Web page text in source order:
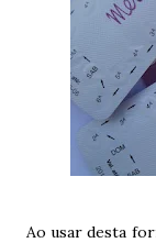
Ao usar desta